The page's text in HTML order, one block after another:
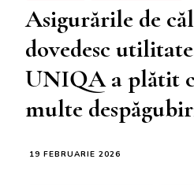
Asigurările de
dovedesc
UNIQA a plătit
multe
19 FEBRUARIE 2026